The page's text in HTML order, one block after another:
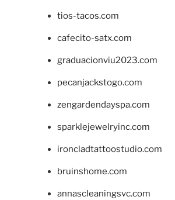
tios-tacos.com
cafecito-satx.com
graduacionviu2023.com
pecanjackstogo.com
zengardendayspa.com
sparklejewelryinc.com
ironcladtattoostudio.com
bruinshome.com
annascleaningsvc.com